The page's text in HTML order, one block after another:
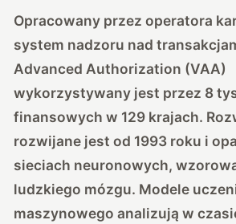
Opracowany przez operatora
system nadzoru nad
Advanced Authorization (VAA)
wykorzystywany jest przez 8
finansowych w 129 krajach.
rozwijane jest od 1993 roku i
sieciach neuronowych,
ludzkiego mózgu. Modele
maszynowego analizują w